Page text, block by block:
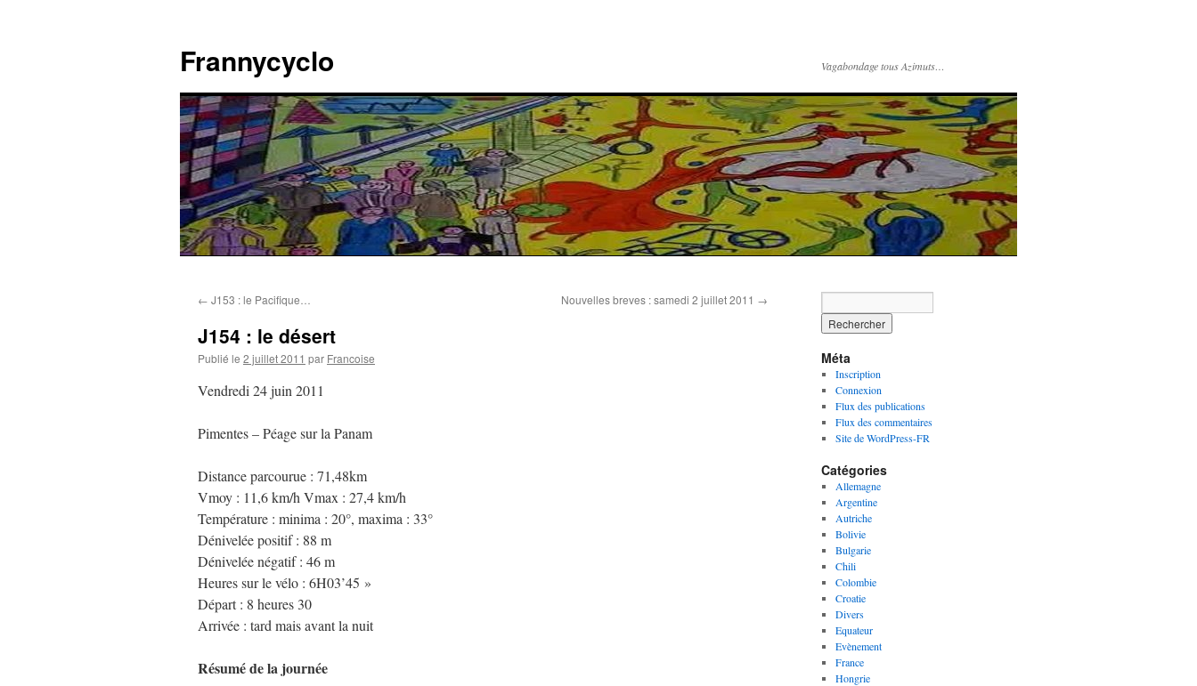
contenu
Frannycyclo Vagabondage tous Azimuts…
← J153 : le Pacifique… Nouvelles breves : samedi 2 juillet 2011 →
J154 : le désert
Publié le 2 juillet 2011 par Francoise
Vendredi 24 juin 2011
Pimentes – Péage sur la Panam
Distance parcourue : 71,48km
Vmoy : 11,6 km/h Vmax : 27,4 km/h
Température : minima : 20°, maxima : 33°
Dénivelée positif : 88 m
Dénivelée négatif : 46 m
Heures sur le vélo : 6H03’45 »
Départ : 8 heures 30
Arrivée : tard mais avant la nuit
Résumé de la journée
Méta
Inscription
Connexion
Flux des publications
Flux des commentaires
Site de WordPress-FR
Catégories
Allemagne
Argentine
Autriche
Bolivie
Bulgarie
Chili
Colombie
Croatie
Divers
Equateur
Evènement
France
Hongrie